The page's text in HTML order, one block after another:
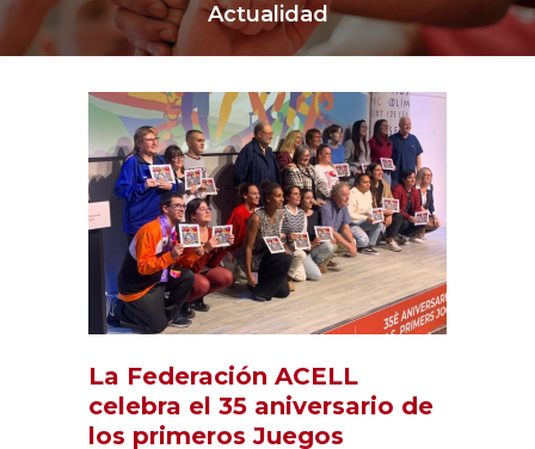
Actualidad
La Federación ACELL
celebra el 35 aniversario de
los primeros Juegos